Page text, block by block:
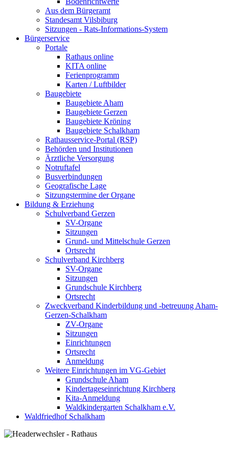
Aus dem Bürgeramt
Standesamt Vilsbiburg
Sitzungen - Rats-Informations-System
Bürgerservice
Portale
Rathaus online
KITA online
Ferienprogramm
Karten / Luftbilder
Baugebiete
Baugebiete Aham
Baugebiete Gerzen
Baugebiete Kröning
Baugebiete Schalkham
Rathausservice-Portal (RSP)
Behörden und Institutionen
Ärztliche Versorgung
Notruftafel
Busverbindungen
Geografische Lage
Sitzungstermine der Organe
Bildung & Erziehung
Schulverband Gerzen
SV-Organe
Sitzungen
Grund- und Mittelschule Gerzen
Ortsrecht
Schulverband Kirchberg
SV-Organe
Sitzungen
Grundschule Kirchberg
Ortsrecht
Zweckverband Kinderbildung und -betreuung Aham-
Gerzen-Schalkham
ZV-Organe
Sitzungen
Einrichtungen
Ortsrecht
Anmeldung
Weitere Einrichtungen im VG-Gebiet
Grundschule Aham
Kindertageseinrichtung Kirchberg
Kita-Anmeldung
Waldkindergarten Schalkham e.V.
Waldfriedhof Schalkham